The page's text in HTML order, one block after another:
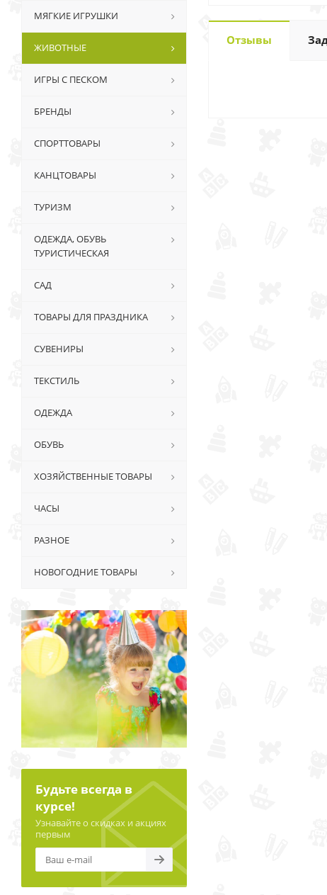
Отзывы
МЯГКИЕ ИГРУШКИ
ЖИВОТНЫЕ
ИГРЫ С ПЕСКОМ
БРЕНДЫ
СПОРТТОВАРЫ
КАНЦТОВАРЫ
ТУРИЗМ
ОДЕЖДА, ОБУВЬ
ТУРИСТИЧЕСКАЯ
САД
ТОВАРЫ ДЛЯ ПРАЗДНИКА
СУВЕНИРЫ
ТЕКСТИЛЬ
ОДЕЖДА
ОБУВЬ
ХОЗЯЙСТВЕННЫЕ ТОВАРЫ
ЧАСЫ
РАЗНОЕ
НОВОГОДНИЕ ТОВАРЫ
Будьте всегда в
курсе!
Узнавайте о скидках и акциях
первым